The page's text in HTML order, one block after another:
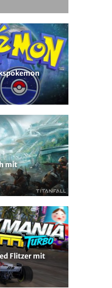
mit
Flitzer mit